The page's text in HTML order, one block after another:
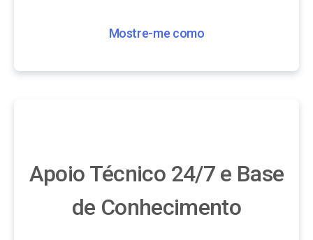
Mostre-me como
Apoio Técnico 24/7 e Base
de Conhecimento